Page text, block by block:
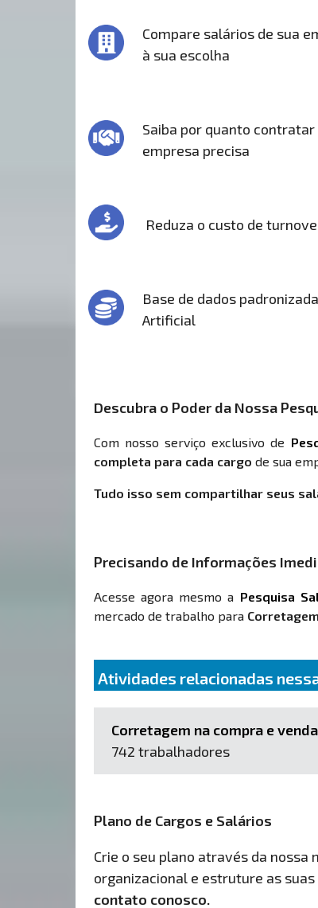
Compare salários de sua
à sua escolha
Saiba por quanto
empresa precisa
Reduza o custo de
Base de dados
Artificial
Descubra o Poder da Nossa
Com nosso serviço exclusivo de
completa para cada cargo de sua
Tudo isso sem compartilhar seus
Precisando de Informações
Acesse agora mesmo a Pesquisa
mercado de trabalho para
Atividades relacionadas
Corretagem na compra e
742 trabalhadores
Plano de Cargos e Salários
Crie o seu plano através da
organizacional e estruture as
contato conosco.